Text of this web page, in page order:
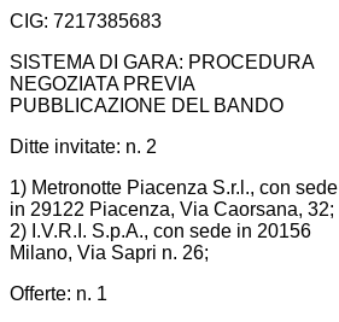
CIG: 7217385683
SISTEMA DI GARA: PROCEDURA
NEGOZIATA PREVIA
PUBBLICAZIONE DEL BANDO
Ditte invitate: n. 2
1) Metronotte Piacenza S.r.l., con sede
in 29122 Piacenza, Via Caorsana, 32;
2) I.V.R.I. S.p.A., con sede in 20156
Milano, Via Sapri n. 26;
Offerte: n. 1